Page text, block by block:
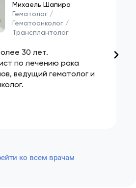
30 лет.
по лечению рака
ведущий гематолог и
Михаель Шапира
Гематолог /
Гематоонколог /
Трансплантолог
ко всем врачам